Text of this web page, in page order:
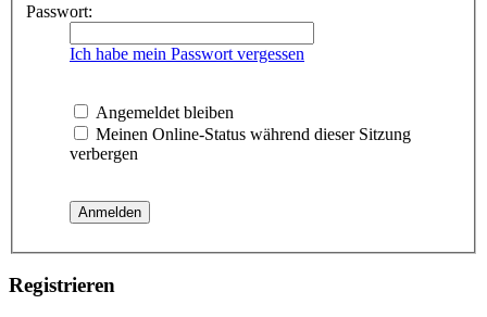
Passwort:
Ich habe mein Passwort vergessen
Angemeldet bleiben
Meinen Online-Status während dieser Sitzung
verbergen
Registrieren